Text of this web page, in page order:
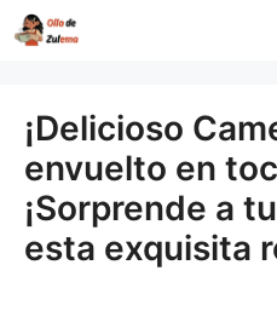
Saltar
¡Delicioso
envuelto en
¡Sorprende a
esta exquisita